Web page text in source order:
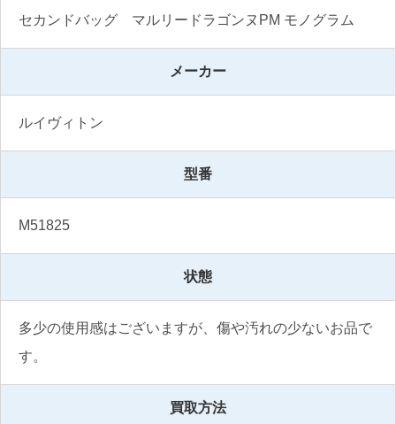
セカンドバッグ　マルリードラゴンヌPM モノグラム
メーカー
ルイヴィトン
型番
M51825
状態
多少の使用感はございますが、傷や汚れの少ないお品で
す。
買取方法